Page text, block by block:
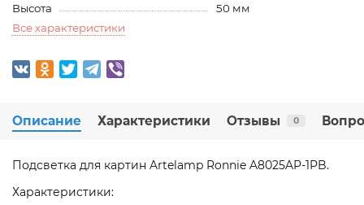
Высота
50 мм
Все характеристики
Описание Характеристики Отзывы 0
Подсветка для картин Artelamp Ronnie A8025AP-1PB.
Характеристики: